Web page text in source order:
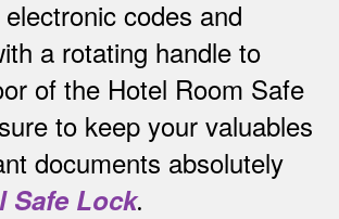
codes and
a rotating handle to
of the Hotel Room Safe
to keep your valuables
documents absolutely
Safe Lock.